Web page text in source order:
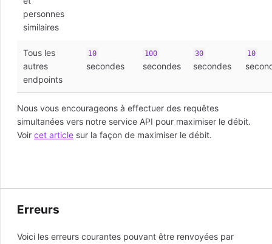
personnes
similaires
Tous les
autres
endpoints
10
secondes
100
secondes
30
secondes
10
Nous vous encourageons à effectuer des requêtes
simultanées vers notre service API pour maximiser le débit.
Voir cet article sur la façon de maximiser le débit.
Erreurs
Voici les erreurs courantes pouvant être renvoyées par